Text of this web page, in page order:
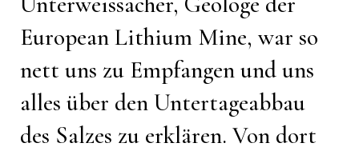
European Lithium Mine, war so
nett uns zu Empfangen und uns
alles über den Untertageabbau
des Salzes zu erklären. Von dort